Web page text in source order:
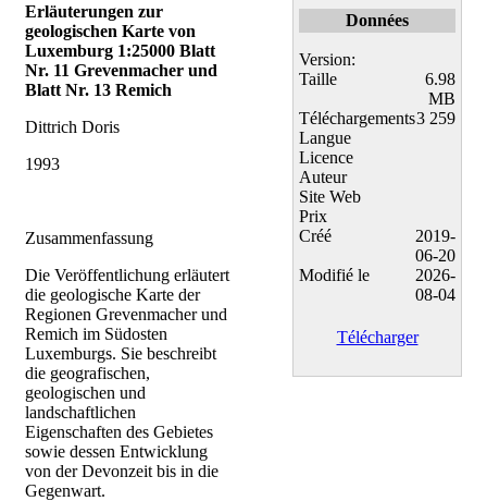
Erläuterungen zur
geologischen Karte von
Luxemburg 1:25000 Blatt
Nr. 11 Grevenmacher und
Blatt Nr. 13 Remich
Dittrich Doris
1993
Zusammenfassung
Die Veröffentlichung erläutert
die geologische Karte der
Regionen Grevenmacher und
Remich im Südosten
Luxemburgs. Sie beschreibt
die geografischen,
geologischen und
landschaftlichen
Eigenschaften des Gebietes
sowie dessen Entwicklung
von der Devonzeit bis in die
Gegenwart.
Données
Version:
Taille
6.98
MB
Téléchargements3 259
Langue
Licence
Auteur
Site Web
Prix
Créé
2019-
06-20
Modifié le
2026-
08-04
Télécharger